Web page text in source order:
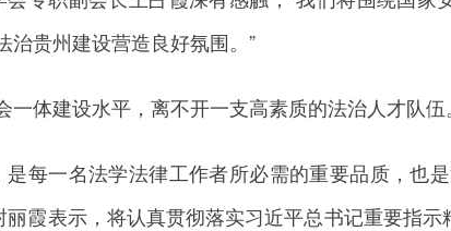
贵州建设营造良好氛围。”
建设水平，离不开一支高素质的法治人才队伍。
一名法学法律工作者所必需的重要品质，也
霞表示，将认真贯彻落实习近平总书记重要指示